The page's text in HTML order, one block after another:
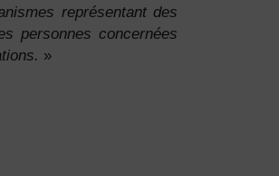
représentant des
personnes concernées
»